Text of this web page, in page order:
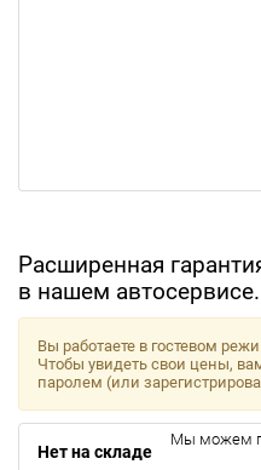
Расширенная
в нашем автосервисе.
Вы работаете в гостевом
Чтобы увидеть свои цены,
паролем (или
Нет на складе
Мы можем